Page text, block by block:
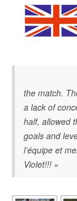
the match.
a lack of
half, allowed
goals and
l’équipe et
Violet!!! »